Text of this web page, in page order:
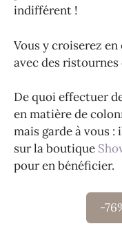
indifférent !
Vous y croiserez
avec des
De quoi effectuer
en matière de
mais garde à vous
sur la boutique
pour en bénéficier.
-